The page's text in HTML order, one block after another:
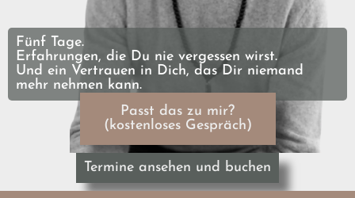
Fünf Tage.
Erfahrungen, die Du nie vergessen wirst.
Und ein Vertrauen in Dich, das Dir niemand
mehr nehmen kann.
Passt das zu mir?
(kostenloses Gespräch)
Termine ansehen und buchen